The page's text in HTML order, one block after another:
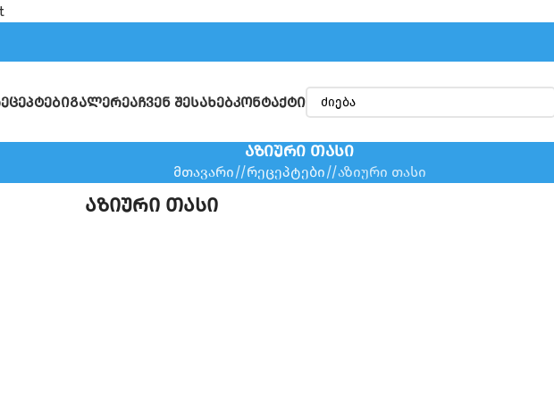
ᲒᲐᲚᲔᲠᲔᲐᲩᲕᲔᲜ ᲨᲔᲡᲐᲮᲔᲑᲙᲝᲜᲢᲐᲥᲢᲘ
ᲐᲖᲘᲣᲠᲘ ᲗᲐᲡᲘ
მთავარი/ რეცეპტები/ აზიური თასი
აზიური თასი